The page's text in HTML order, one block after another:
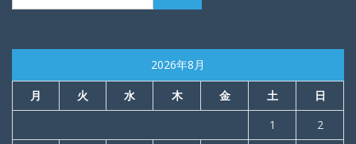
2026年8月
月 火 水 木 金 土
日
1
2